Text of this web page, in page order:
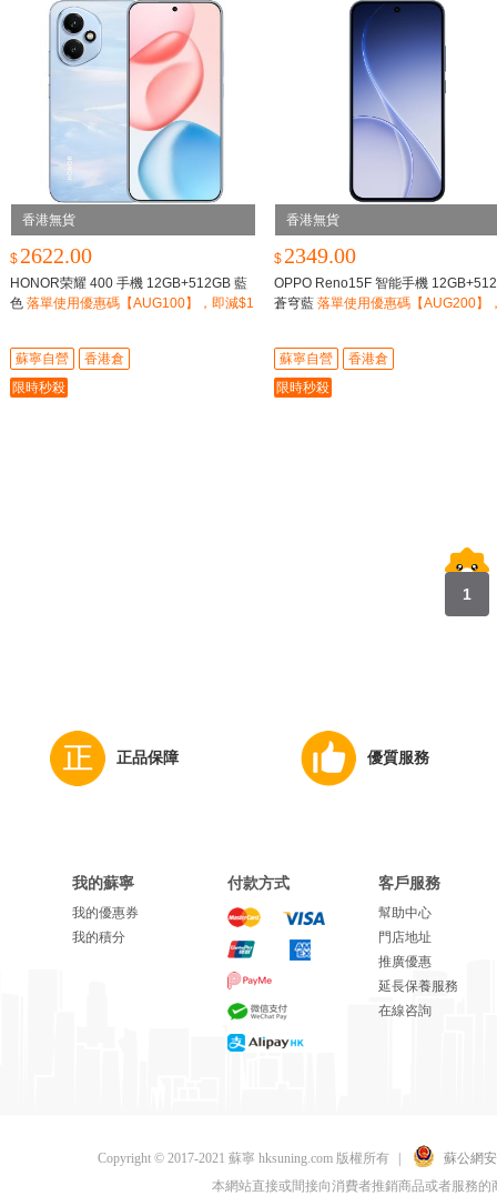
香港無貨
$ 2622.00
HONOR荣耀 400 手機 12GB+512GB 藍
色 落單使用優惠碼【AUG100】，即減$1
蘇寧自營
香港倉
限時秒殺
香港無貨
$ 2349.00
OPPO Reno15F 智能手機
蒼穹藍 落單使用優惠碼【AUG200】
蘇寧自營
香港倉
限時秒殺
1
正品保障 優質服務
我的蘇寧
我的優惠券
我的積分
付款方式 客戶服務
幫助中心
門店地址
推廣優惠
延長保養服務
在線咨詢
Copyright © 2017-2021 蘇寧 hksuning.com 版權所有
蘇公網
本網站直接或間接向消費者推銷商品或者服務